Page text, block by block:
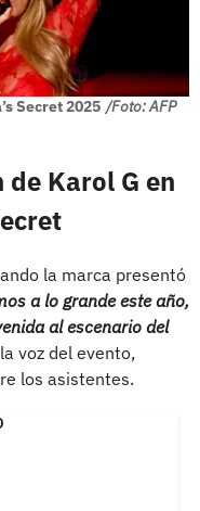
Secret 2025 /Foto: AFP
Karol G en
la marca presentó
a lo grande este año,
al escenario del
voz del evento,
los asistentes.